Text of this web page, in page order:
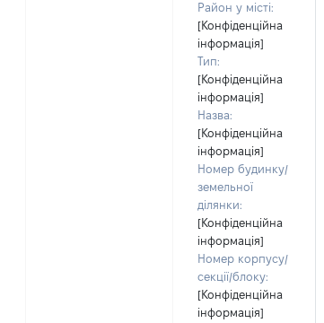
Район у місті:
[Конфіденційна
інформація]
Тип:
[Конфіденційна
інформація]
Назва:
[Конфіденційна
інформація]
Номер будинку/
земельної
ділянки:
[Конфіденційна
інформація]
Номер корпусу/
секції/блоку:
[Конфіденційна
інформація]